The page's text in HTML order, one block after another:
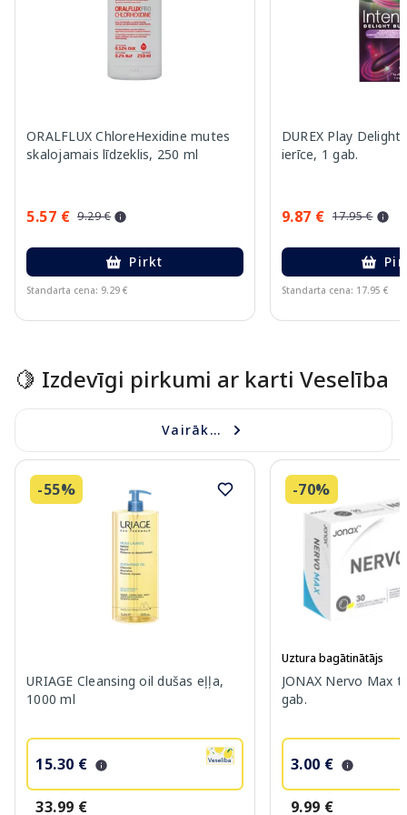
ORALFLUX ChloreHexidine mutes
skalojamais līdzeklis, 250 ml
5.57 € 9.29 €
Pirkt
Standarta cena: 9.29 €
DUREX Play
ierīce, 1 gab.
9.87 € 17.95 €
Standarta cena: 17.95 €
🍋 Izdevīgi pirkumi ar karti Veselība
Vairāk...
-55%
URIAGE Cleansing oil dušas eļļa,
1000 ml
15.30 €
33.99 €
-70%
Uztura bagātinātājs
JONAX Nervo Max
gab.
3.00 €
9.99 €